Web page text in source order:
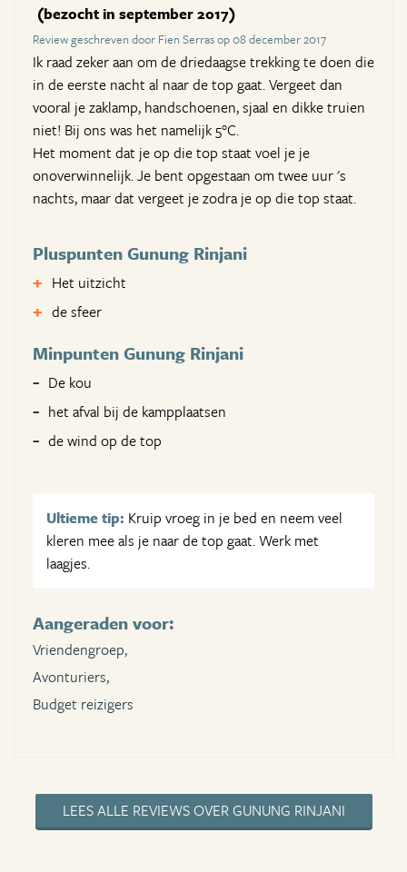
(bezocht in september 2017)
Review geschreven door Fien Serras op 08 december 2017
Ik raad zeker aan om de driedaagse trekking te doen die
in de eerste nacht al naar de top gaat. Vergeet dan
vooral je zaklamp, handschoenen, sjaal en dikke truien
niet! Bij ons was het namelijk 5°C.
Het moment dat je op die top staat voel je je
onoverwinnelijk. Je bent opgestaan om twee uur 's
nachts, maar dat vergeet je zodra je op die top staat.
Pluspunten Gunung Rinjani
Het uitzicht
de sfeer
Minpunten Gunung Rinjani
De kou
het afval bij de kampplaatsen
de wind op de top
Ultieme tip: Kruip vroeg in je bed en neem veel
kleren mee als je naar de top gaat. Werk met
laagjes.
Aangeraden voor:
Vriendengroep,
Avonturiers,
Budget reizigers
LEES ALLE REVIEWS OVER GUNUNG RINJANI